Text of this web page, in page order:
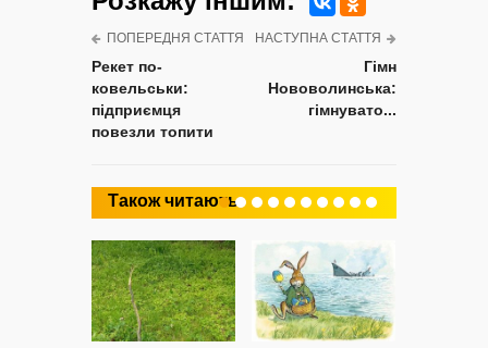
ПОПЕРЕДНЯ СТАТТЯ
Рекет по-
ковельськи:
підприємця
повезли топити
НАСТУПНА СТАТТЯ
Гімн
Нововолинська:
гімнувато...
Також читають